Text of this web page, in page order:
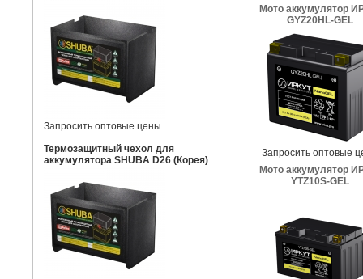
Запросить оптовые цены
Термозащитный чехол для
аккумулятора SHUBA D26 (Корея)
Мото аккумулятор
GYZ20HL-GEL
Запросить оптовые
Мото аккумулятор
YTZ10S-GEL